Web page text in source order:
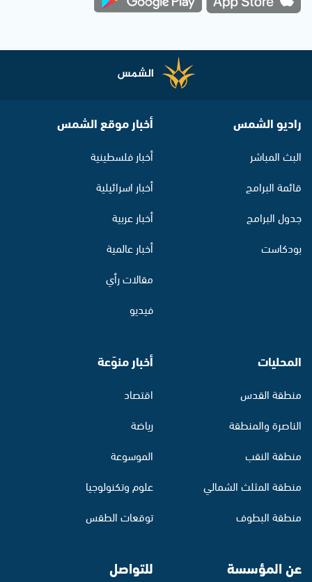
راديو الشمس
البث المباشر
قائمة البرامج
جدول البرامج
بودكاست
أخبار موقع الشمس
أخبار فلسطينية
أخبار اسرائيلية
أخبار عربية
أخبار عالمية
مقالات رأي
فيديو
المحليات
منطقة القدس
الناصرة والمنطقة
منطقة النقب
منطقة المثلث الشمالي
منطقة البطوف
أخبار منوّعة
اقتصاد
رياضة
الموسوعة
علوم وتكنولوجيا
توقعات الطقس
عن المؤسسة للتواصل